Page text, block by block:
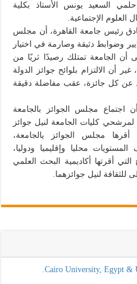
حلمي السعيد يونس الأستاذ بكلية
العلوم الإجتماعية.
رئيس جامعة القاهرة، أن مجلس
وضوابط دثيقة وصارمة في اختيار
أن الجامعة تمتلك رصيدًا ثريًا من
أن الالتزام بلوائح جوائز الدولة
عن كل جائزة، عقب مفاضلة دقيقة
مجلس الجوائز بالجامعة
كليات الجامعة لنيل جوائز
مجلس الجوائز يالجامعة،
محليا وإقليميا ودوليا،
أقرتها أكاديمية البحث العلمي
للثقافة لنيل جوائزهما.
Cairo University, Egypt &